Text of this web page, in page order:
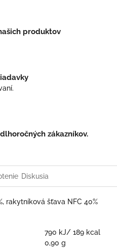
produktov
zákazníkov.
Diskusia
rakytníková šťava NFC 40%
790 kJ/ 189 kcal
0,90 g